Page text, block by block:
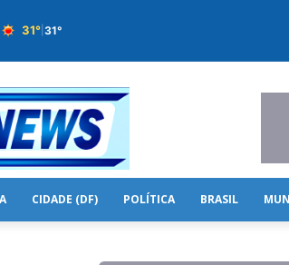
31° 31°
CIDADE (DF) POLÍTICA BRASIL